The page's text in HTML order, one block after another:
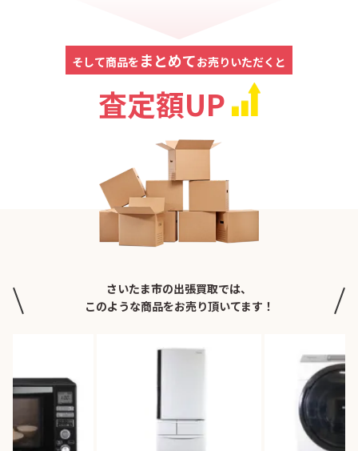
そして商品を まとめてお売りいただくと
査定額UP
さいたま市の出張買取では、
このような商品をお売り頂いてます！